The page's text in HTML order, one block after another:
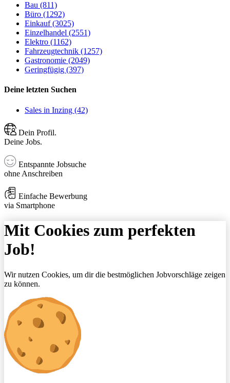
Bau (811)
Büro (1292)
Einkauf (3025)
Einzelhandel (2551)
Elektro (1162)
Fahrzeugtechnik (1257)
Gastronomie (2049)
Geringfügig (397)
Deine letzten Suchen
Sales in Inzing (42)
Dein Profil.
Deine Jobs.
Entspannte Jobsuche
ohne Anschreiben
Einfache Bewerbung
via Smartphone
Mit Cookies zum perfekten
Job!
Wir nutzen Cookies, um dir die bestmöglichen Jobvorschläge zeigen
zu können.